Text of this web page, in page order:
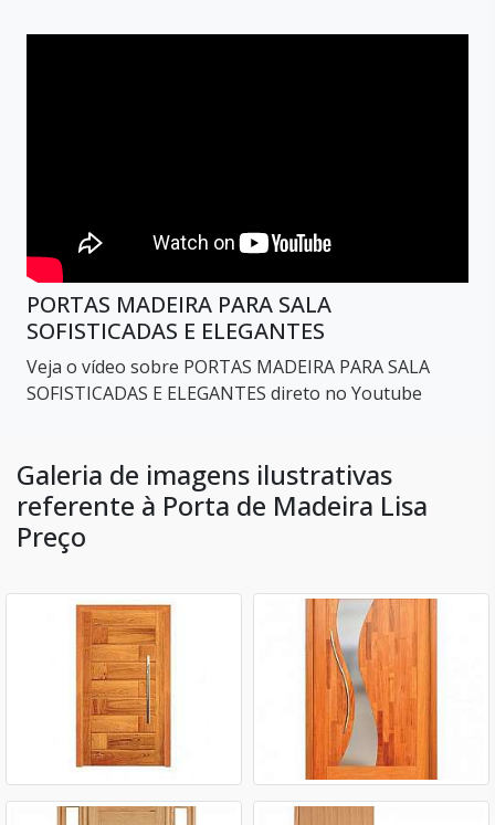
PORTAS MADEIRA PARA SALA
SOFISTICADAS E ELEGANTES
Veja o vídeo sobre PORTAS MADEIRA PARA SALA
SOFISTICADAS E ELEGANTES direto no Youtube
Galeria de imagens ilustrativas
referente à Porta de Madeira Lisa
Preço